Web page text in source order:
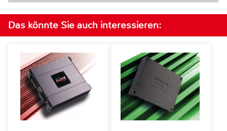
Das könnte Sie auch interessieren: